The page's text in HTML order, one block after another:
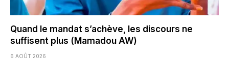
Quand le mandat s’achève, les discours ne
suffisent plus (Mamadou AW)
6 AOÛT 2026